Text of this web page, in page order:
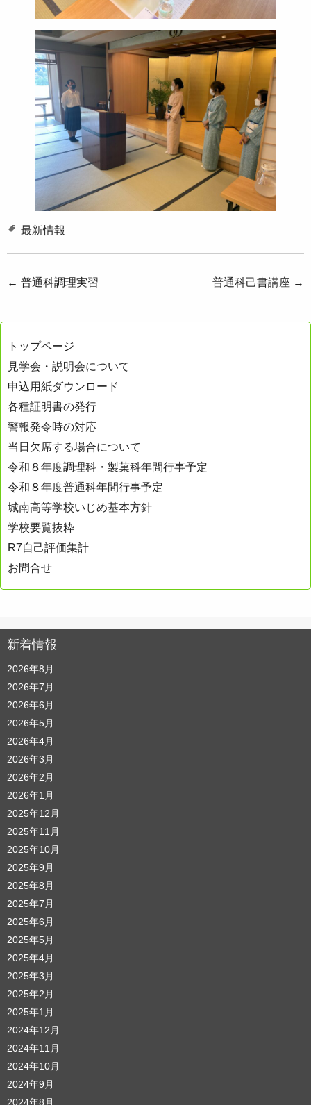
最新情報
投
ビ
ゲ
ー
シ
ョ
ン
← 普通科調理実習 普通科己書講座 →
トップページ
見学会・説明会について
申込用紙ダウンロード
各種証明書の発行
警報発令時の対応
当日欠席する場合について
令和８年度調理科・製菓科年間行事予定
令和８年度普通科年間行事予定
城南高等学校いじめ基本方針
学校要覧抜粋
R7自己評価集計
お問合せ
新着情報
2026年8月
2026年7月
2026年6月
2026年5月
2026年4月
2026年3月
2026年2月
2026年1月
2025年12月
2025年11月
2025年10月
2025年9月
2025年8月
2025年7月
2025年6月
2025年5月
2025年4月
2025年3月
2025年2月
2025年1月
2024年12月
2024年11月
2024年10月
2024年9月
2024年8月